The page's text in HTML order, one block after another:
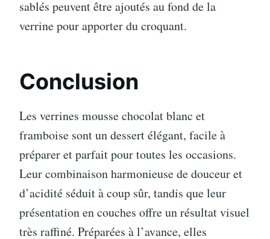
sablés peuvent être ajoutés au fond de la
verrine pour apporter du croquant.
Conclusion
Les verrines mousse chocolat blanc et
framboise sont un dessert élégant, facile à
préparer et parfait pour toutes les occasions.
Leur combinaison harmonieuse de douceur et
d’acidité séduit à coup sûr, tandis que leur
présentation en couches offre un résultat visuel
très raffiné. Préparées à l’avance, elles